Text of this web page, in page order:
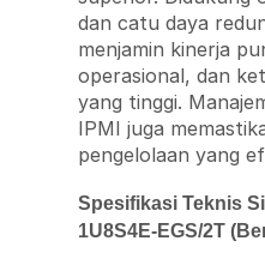
dan catu daya
menjamin kinerja
operasional, dan
yang tinggi.
IPMI juga
pengelolaan yang
Spesifikasi Teknis
1U8S4E-EGS/2T